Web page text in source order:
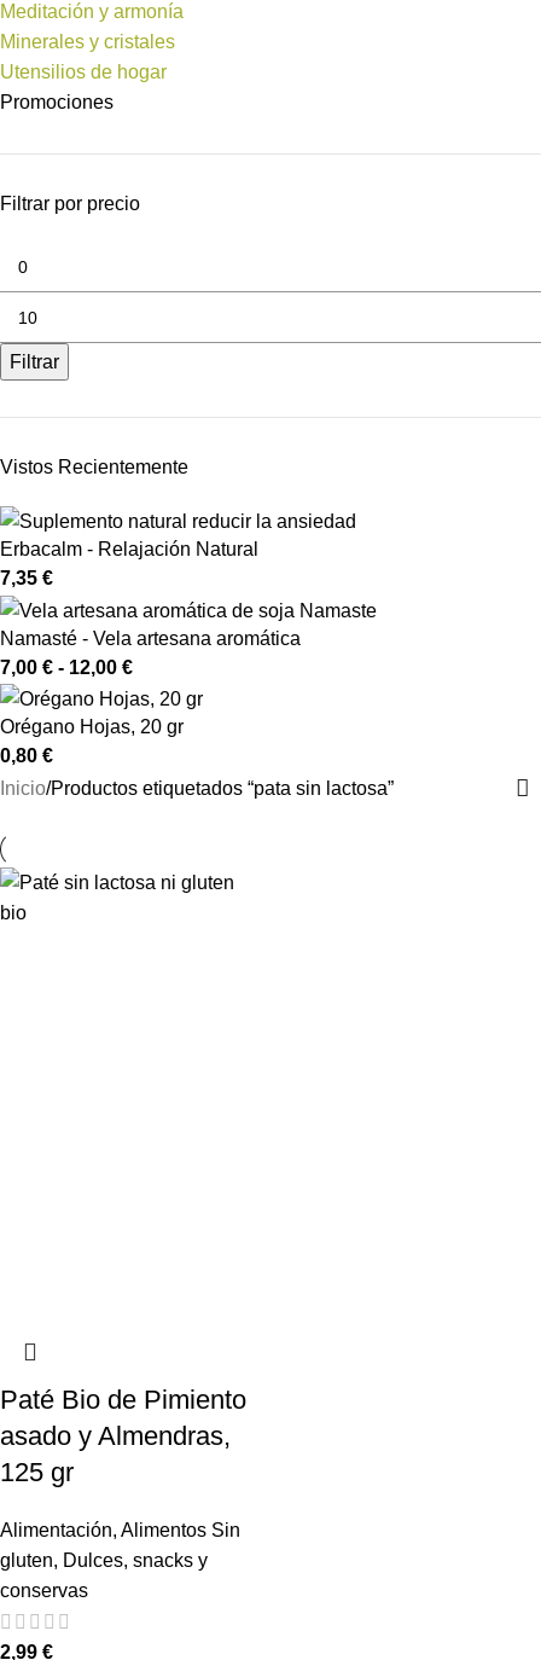
Meditación y armonía
Minerales y cristales
Utensilios de hogar
Promociones
Filtrar por precio
Filtrar
Vistos Recientemente
Erbacalm - Relajación Natural
7,35 €
Namasté - Vela artesana aromática
7,00 € - 12,00 €
Orégano Hojas, 20 gr
0,80 €
Inicio Productos etiquetados “pata sin lactosa”
Paté Bio de Pimiento
asado y Almendras,
125 gr
Alimentación, Alimentos Sin
gluten, Dulces, snacks y
conservas
2,99 €